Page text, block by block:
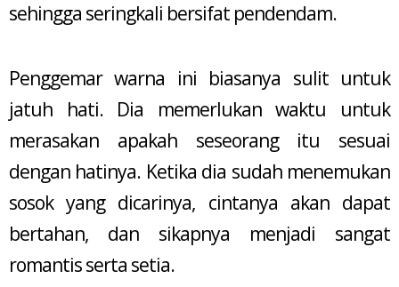
sehingga seringkali bersifat pendendam.
Penggemar warna ini biasanya sulit untuk
jatuh hati. Dia memerlukan waktu untuk
merasakan apakah seseorang itu sesuai
dengan hatinya. Ketika dia sudah menemukan
sosok yang dicarinya, cintanya akan dapat
bertahan, dan sikapnya menjadi sangat
romantis serta setia.